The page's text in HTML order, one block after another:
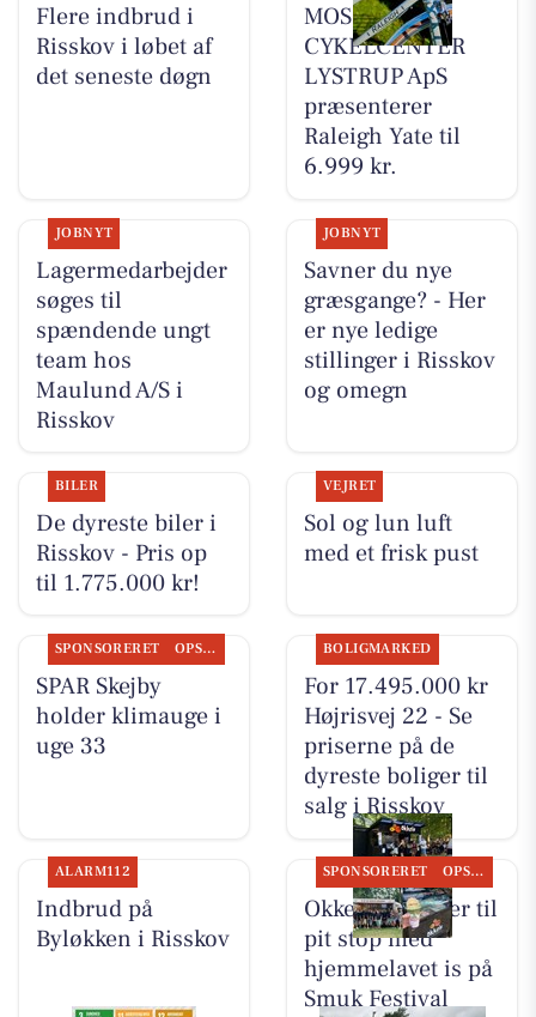
Flere indbrud i
Risskov i løbet af
det seneste døgn
MOSQUITO
CYKELCENTER
LYSTRUP ApS
præsenterer
Raleigh Yate til
6.999 kr.
JOBNYT
Lagermedarbejder
søges til
spændende ungt
team hos
Maulund A/S i
Risskov
JOBNYT
Savner du nye
græsgange? - Her
er nye ledige
stillinger i Risskov
og omegn
BILER
De dyreste biler i
Risskov - Pris op
til 1.775.000 kr!
VEJRET
Sol og lun luft
med et frisk pust
SPONSORERET OPSLAGSTAVLEN
SPAR Skejby
holder klimauge i
uge 33
BOLIGMARKED
For 17.495.000 kr
Højrisvej 22 - Se
priserne på de
dyreste boliger til
salg i Risskov
ALARM112
Indbrud på
Byløkken i Risskov
SPONSORERET OPSLAGSTAVLEN
Okkels inviterer til
pit stop med
hjemmelavet is på
Smuk Festival